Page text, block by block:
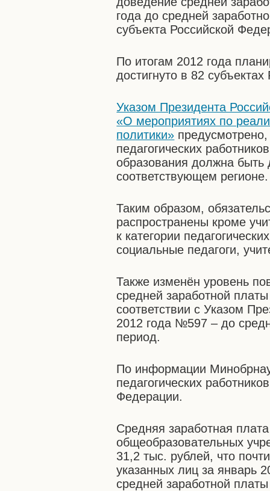
года до средней
субъекта Российской
По итогам 2012 года
достигнуто в 82
Указом Президента
«О мероприятиях по
политики»
педагогических
образования должна быть
соответствующем регионе.
Таким образом,
распространены кроме
к категории
социальные педагоги,
Также изменён уровень
средней заработной
соответствии с Указом
2012 года №597 – до
период.
По информации
педагогических
Федерации.
Средняя заработная
общеобразовательных
31,2 тыс. рублей, что
указанных лиц за январь
средней заработной